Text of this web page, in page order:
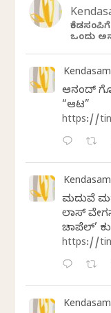
ಒಂದು
ಆನಂದ್‌
“ಆಟ”
https://
ಮದುವೆ
ಲಾಸ್‌
ಚಾಪೆಲ್’
https://